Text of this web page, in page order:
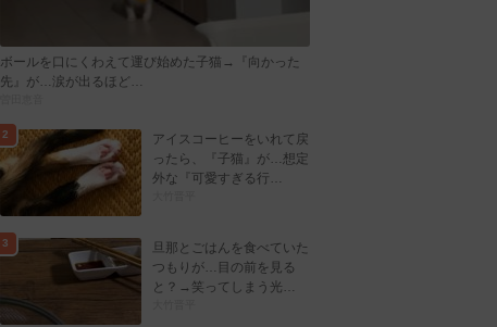
ボールを口にくわえて運び始めた子猫→『向かった
先』が…涙が出るほど…
2
アイスコーヒーをいれて戻
ったら、『子猫』が…想定
外な『可愛すぎる行…
3
旦那とごはんを食べていた
つもりが…目の前を見る
と？→笑ってしまう光…